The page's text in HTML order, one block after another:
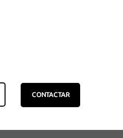
CONTACTAR